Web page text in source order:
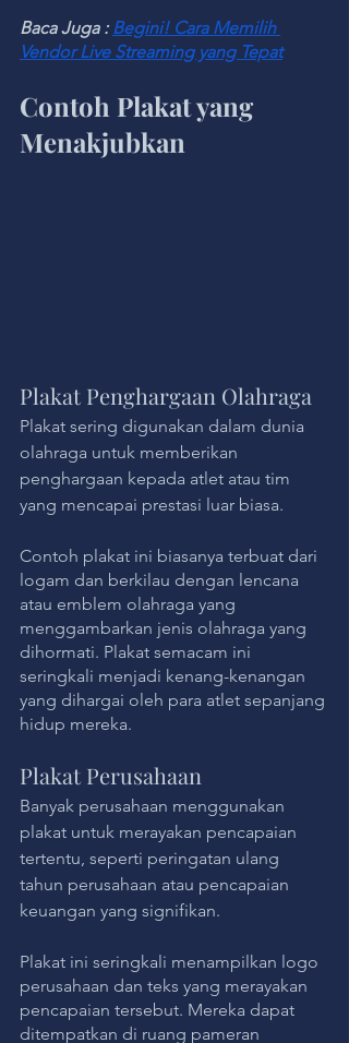
Baca Juga : Begini! Cara Memilih
Vendor Live Streaming yang Tepat
Contoh Plakat yang
Menakjubkan
Plakat Penghargaan Olahraga
Plakat sering digunakan dalam dunia
olahraga untuk memberikan
penghargaan kepada atlet atau tim
yang mencapai prestasi luar biasa.
Contoh plakat ini biasanya terbuat dari
logam dan berkilau dengan lencana
atau emblem olahraga yang
menggambarkan jenis olahraga yang
dihormati. Plakat semacam ini
seringkali menjadi kenang-kenangan
yang dihargai oleh para atlet sepanjang
hidup mereka.
Plakat Perusahaan
Banyak perusahaan menggunakan
plakat untuk merayakan pencapaian
tertentu, seperti peringatan ulang
tahun perusahaan atau pencapaian
keuangan yang signifikan.
Plakat ini seringkali menampilkan logo
perusahaan dan teks yang merayakan
pencapaian tersebut. Mereka dapat
ditempatkan di ruang pameran